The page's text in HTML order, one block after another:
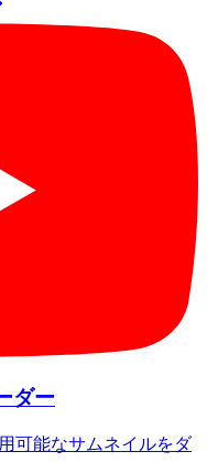
ダー
可能なサムネイルをダ